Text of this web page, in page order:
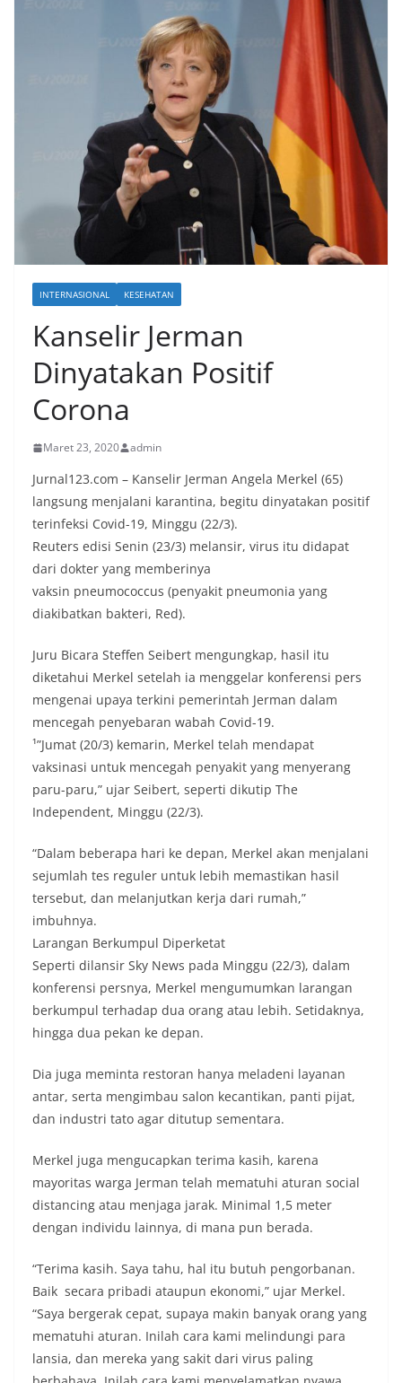
INTERNASIONAL KESEHATAN
Kanselir Jerman
Dinyatakan Positif
Corona
Maret 23, 2020 admin
Jurnal123.com – Kanselir Jerman Angela Merkel (65)
langsung menjalani karantina, begitu dinyatakan positif
terinfeksi Covid-19, Minggu (22/3).
Reuters edisi Senin (23/3) melansir, virus itu didapat
dari dokter yang memberinya
vaksin pneumococcus (penyakit pneumonia yang
diakibatkan bakteri, Red).
Juru Bicara Steffen Seibert mengungkap, hasil itu
diketahui Merkel setelah ia menggelar konferensi pers
mengenai upaya terkini pemerintah Jerman dalam
mencegah penyebaran wabah Covid-19.
¹”Jumat (20/3) kemarin, Merkel telah mendapat
vaksinasi untuk mencegah penyakit yang menyerang
paru-paru,” ujar Seibert, seperti dikutip The
Independent, Minggu (22/3).
“Dalam beberapa hari ke depan, Merkel akan menjalani
sejumlah tes reguler untuk lebih memastikan hasil
tersebut, dan melanjutkan kerja dari rumah,”
imbuhnya.
Larangan Berkumpul Diperketat
Seperti dilansir Sky News pada Minggu (22/3), dalam
konferensi persnya, Merkel mengumumkan larangan
berkumpul terhadap dua orang atau lebih. Setidaknya,
hingga dua pekan ke depan.
Dia juga meminta restoran hanya meladeni layanan
antar, serta mengimbau salon kecantikan, panti pijat,
dan industri tato agar ditutup sementara.
Merkel juga mengucapkan terima kasih, karena
mayoritas warga Jerman telah mematuhi aturan social
distancing atau menjaga jarak. Minimal 1,5 meter
dengan individu lainnya, di mana pun berada.
“Terima kasih. Saya tahu, hal itu butuh pengorbanan.
Baik secara pribadi ataupun ekonomi,” ujar Merkel.
“Saya bergerak cepat, supaya makin banyak orang yang
mematuhi aturan. Inilah cara kami melindungi para
lansia, dan mereka yang sakit dari virus paling